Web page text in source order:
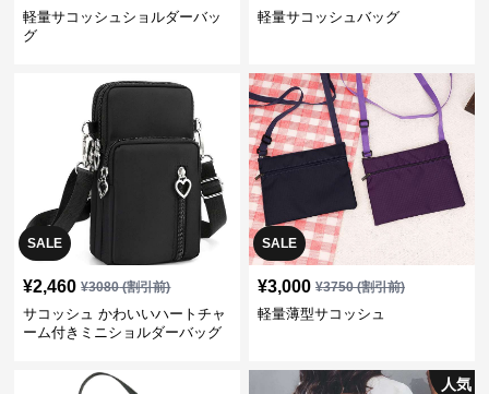
軽量サコッシュショルダーバッ
グ
軽量サコッシュバッグ
SALE
¥2,460 ¥3080(割引前)
サコッシュ かわいいハートチャ
ーム付きミニショルダーバッグ
SALE
¥3,000 ¥3750(割引前)
軽量薄型サコッシュ
人気